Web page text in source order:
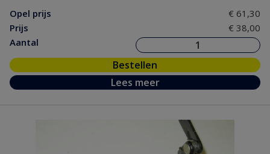
Opel prijs
€ 61,30
Prijs
€ 38,00
Aantal
Bestellen
Lees meer